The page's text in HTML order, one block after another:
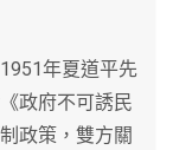
年夏道平先
政府不可誘民
政策，雙方關